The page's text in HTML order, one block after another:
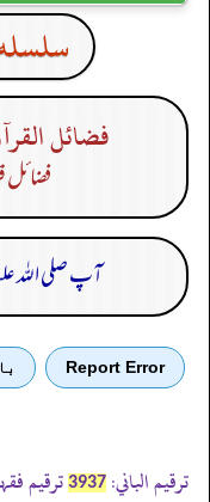
فضائل
فضائل
آپ صلی اللہ
Report Error
ترقیم الباني: 3937 ترقیم